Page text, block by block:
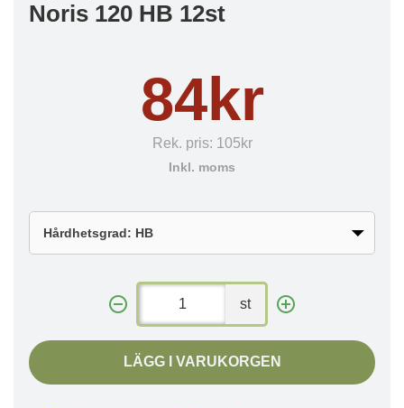
Noris 120 HB 12st
84kr
Rek. pris: 105kr
Inkl. moms
st
LÄGG I VARUKORGEN